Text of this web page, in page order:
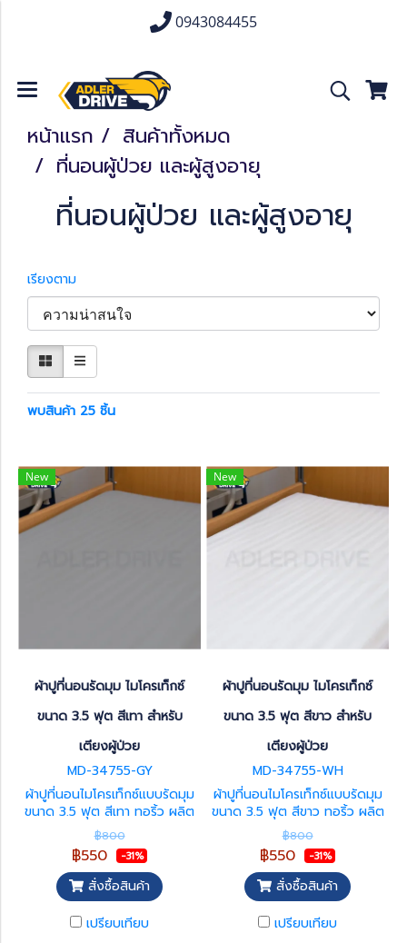
0943084455
หน้าแรก
สินค้าทั้งหมด
ที่นอนผู้ป่วย และผู้สูงอายุ
ที่นอนผู้ป่วย และผู้สูงอายุ
เรียงตาม
พบสินค้า 25 ชิ้น
New
ผ้าปูที่นอนรัดมุม ไมโครเท็กซ์
ขนาด 3.5 ฟุต สีเทา สำหรับ
เตียงผู้ป่วย
MD-34755-GY
ผ้าปูที่นอนไมโครเท็กซ์แบบรัดมุม
ขนาด 3.5 ฟุต สีเทา ทอริ้ว ผลิต
จากผ้าไมโครเท็กซ์ซุปเปอร์ซอฟ
250 เส้น ให้สัมผัสนุ่มลื่น สบาย
ผิว ไม่ระคายเคือง แห้งเร็ว ดูแล
รักษาง่าย และยับยาก เหมาะ
สำหรับใช้ร่วมกับที่นอนป้องกัน
แผลกดทับ ที่นอนผู้ป่วย และ
เตียงผู้ป่วยขนาด 3.5 ฟุต
฿800
฿550 -31%
สั่งซื้อสินค้า
เปรียบเทียบ
New
ผ้าปูที่นอนรัดมุม ไมโครเท็กซ์
ขนาด 3.5 ฟุต สีขาว สำหรับ
เตียงผู้ป่วย
MD-34755-WH
ผ้าปูที่นอนไมโครเท็กซ์แบบรัดมุม
ขนาด 3.5 ฟุต สีขาว ทอริ้ว ผลิต
จากผ้าไมโครเท็กซ์ซุปเปอร์ซอฟ
250 เส้น ให้สัมผัสนุ่มลื่น สบาย
ผิว ไม่ระคายเคือง แห้งเร็ว ดูแล
รักษาง่าย และยับยาก เหมาะ
สำหรับใช้ร่วมกับที่นอนป้องกัน
แผลกดทับ ที่นอนผู้ป่วย และ
เตียงผู้ป่วยขนาด 3.5 ฟุต
฿800
฿550 -31%
สั่งซื้อสินค้า
เปรียบเทียบ